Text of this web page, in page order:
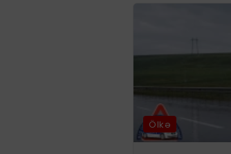
Ölkə